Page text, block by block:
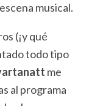
musical.
(¡y qué
todo tipo
me
al programa